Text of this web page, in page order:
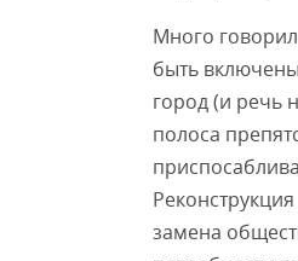
Много
быть
город (и речь
полоса
замена